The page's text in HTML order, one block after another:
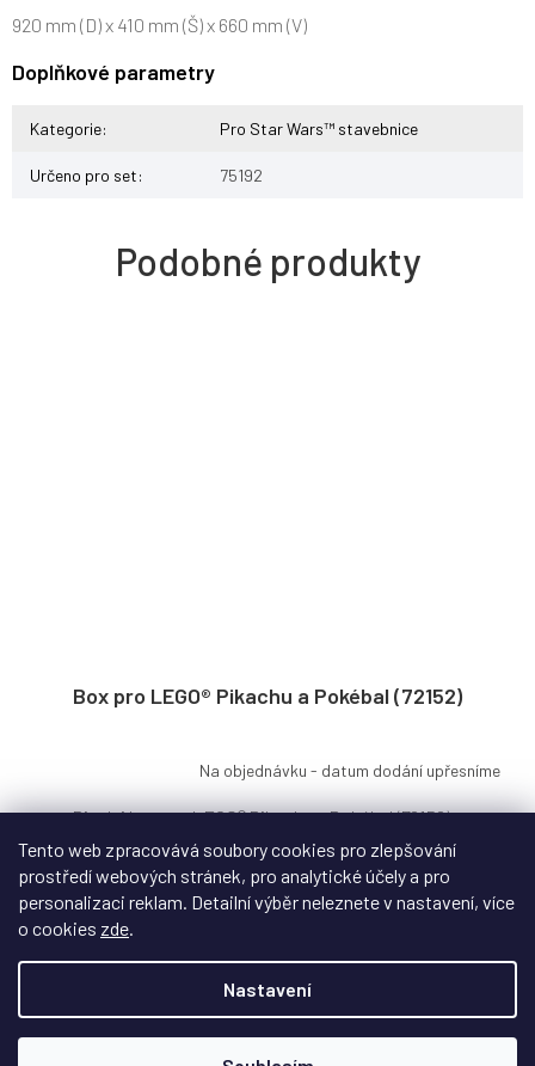
Tento web zpracovává soubory cookies pro zlepšování
prostředí webových stránek, pro analytické účely a pro
personalizaci reklam. Detailní výběr neleznete v nastavení, více
o cookies zde.
Nastavení
920 mm (D) x 410 mm (Š) x 660 mm (V)
Doplňkové parametry
Kategorie: Pro Star Wars™ stavebnice
Určeno pro set: 75192
Box pro LEGO® Pikachu a Pokébal (72152)
Na objednávku - datum dodání upřesníme
2 299 Kč
Do košíku
Displej box pro LEGO® Pikachu a Pokébal (72152) s
elektrickým potiskem. Kvalitní akryl, snadná...